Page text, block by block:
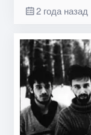
2 года назад